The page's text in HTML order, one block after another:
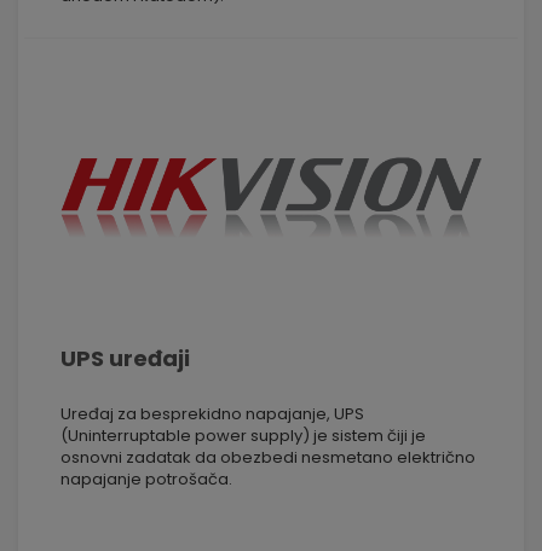
UPS uređaji
Uređaj za besprekidno napajanje, UPS
(Uninterruptable power supply) je sistem čiji je
osnovni zadatak da obezbedi nesmetano električno
napajanje potrošača.